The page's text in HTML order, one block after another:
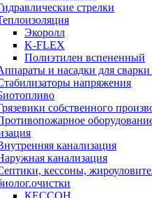
стрелки
Экоролл
K-FLEX
Полиэтилен вспененный
и насадки для
напряжения
собственного
канализация
канализация
кессоны,
КЕССОН